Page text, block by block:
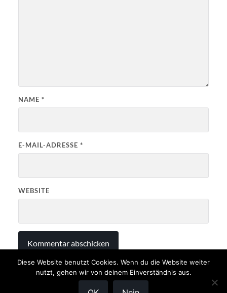
NAME *
E-MAIL-ADRESSE *
WEBSITE
Diese Website benutzt Cookies. Wenn du die Website weiter
nutzt, gehen wir von deinem Einverständnis aus.